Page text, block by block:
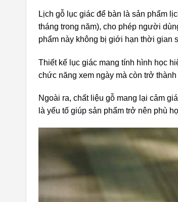
Lịch gỗ lục giác để bàn là sản phẩm
tháng trong năm), cho phép người
phẩm này không bị giới hạn thời gian
Thiết kế lục giác mang tính hình học
chức năng xem ngày mà còn trở
Ngoài ra, chất liệu gỗ mang lại cảm
là yếu tố giúp sản phẩm trở nên phù